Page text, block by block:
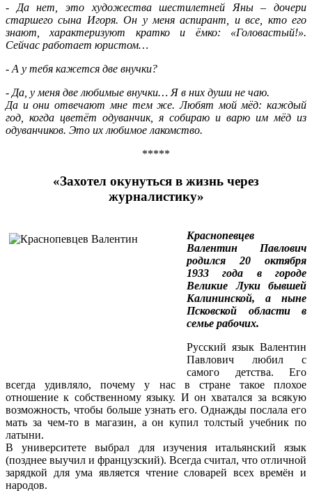
- Да нет, это художества шестилетней Яны – дочери
старшего сына Игоря. Он у меня аспирант, и все, кто его
знают, характеризуют кратко и ёмко: «Головастый!».
Сейчас работает юристом…
- А у тебя кажется две внучки?
- Да, у меня две любимые внучки… Я в них души не чаю.
Да и они отвечают мне тем же. Любят мой мёд: каждый
год, когда цветёт одуванчик, я собираю и варю им мёд из
одуванчиков. Это их любимое лакомство.
*****
«Захотел окунуться в жизнь через
журналистику»
Краснопевцев
Валентин Павлович
родился 20 октября
1933 года в городе
Великие Луки бывшей
Калининской, а ныне
Псковской области в
семье рабочих.
Русский язык Валентин
Павлович любил с
самого детства. Его
всегда удивляло, почему у нас в стране такое плохое
отношение к собственному языку. И он хватался за всякую
возможность, чтобы больше узнать его. Однажды послала его
мать за чем-то в магазин, а он купил толстый учебник по
латыни.
В университете выбрал для изучения итальянский язык
(позднее выучил и французский). Всегда считал, что отличной
зарядкой для ума является чтение словарей всех времён и
народов.